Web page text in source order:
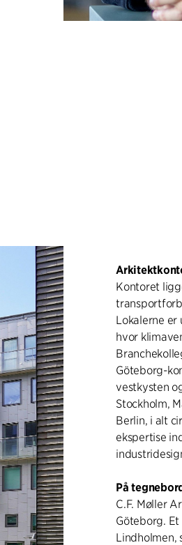
Kontoret
Lokalerne er
hvor
Göteborg-
vestkysten
Stockholm,
Berlin, i alt
ekspertise
På
C.F. Møller
Göteborg.
Lindholmen,